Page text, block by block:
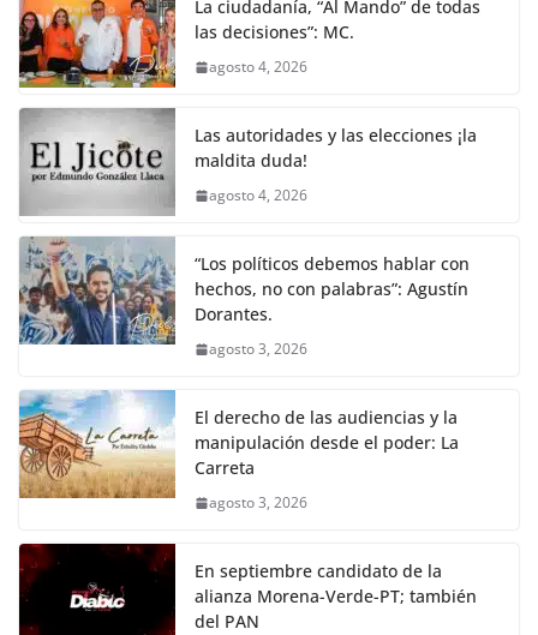
La ciudadanía, “Al Mando” de todas
las decisiones”: MC.
agosto 4, 2026
Las autoridades y las elecciones ¡la
maldita duda!
agosto 4, 2026
“Los políticos debemos hablar con
hechos, no con palabras”: Agustín
Dorantes.
agosto 3, 2026
El derecho de las audiencias y la
manipulación desde el poder: La
Carreta
agosto 3, 2026
En septiembre candidato de la
alianza Morena-Verde-PT; también
del PAN